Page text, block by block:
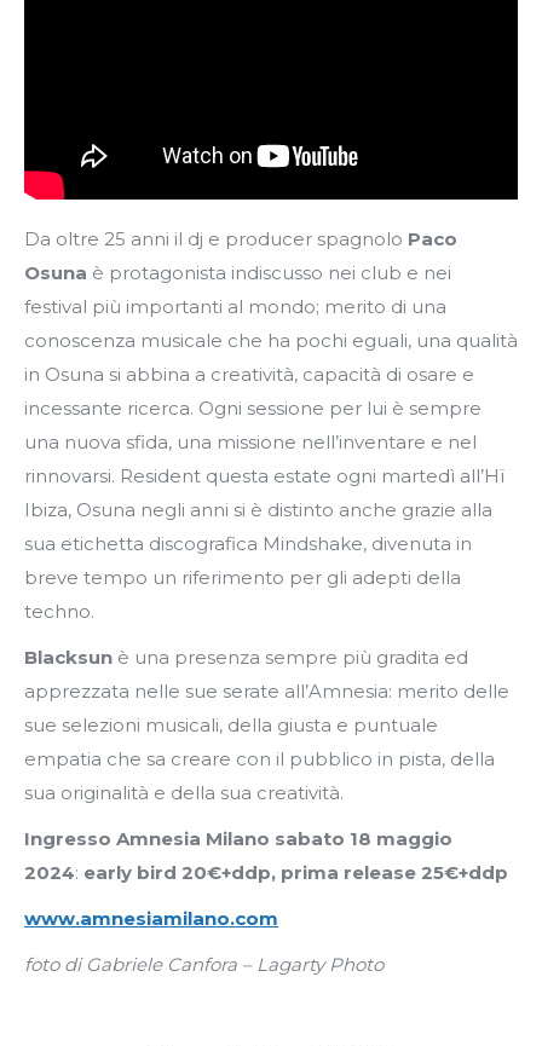
Da oltre 25 anni il dj e producer spagnolo Paco
Osuna è protagonista indiscusso nei club e nei
festival più importanti al mondo; merito di una
conoscenza musicale che ha pochi eguali, una qualità
in Osuna si abbina a creatività, capacità di osare e
incessante ricerca. Ogni sessione per lui è sempre
una nuova sfida, una missione nell’inventare e nel
rinnovarsi. Resident questa estate ogni martedì all’Hï
Ibiza, Osuna negli anni si è distinto anche grazie alla
sua etichetta discografica Mindshake, divenuta in
breve tempo un riferimento per gli adepti della
techno.
Blacksun è una presenza sempre più gradita ed
apprezzata nelle sue serate all’Amnesia: merito delle
sue selezioni musicali, della giusta e puntuale
empatia che sa creare con il pubblico in pista, della
sua originalità e della sua creatività.
Ingresso Amnesia Milano sabato 18 maggio
2024: early bird 20€+ddp, prima release 25€+ddp
www.amnesiamilano.com
foto di Gabriele Canfora – Lagarty Photo